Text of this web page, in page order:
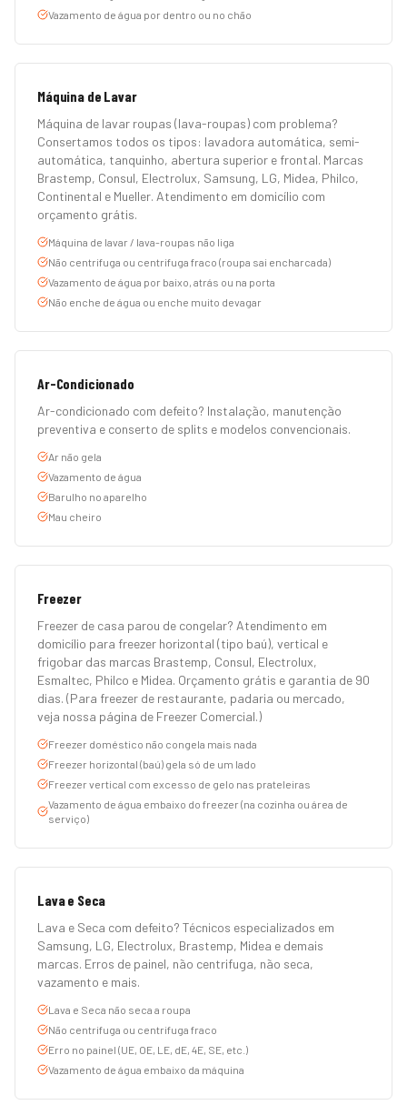
Vazamento de água por dentro ou no chão
Máquina de Lavar
Máquina de lavar roupas (lava-roupas) com problema?
Consertamos todos os tipos: lavadora automática, semi-
automática, tanquinho, abertura superior e frontal. Marcas
Brastemp, Consul, Electrolux, Samsung, LG, Midea, Philco,
Continental e Mueller. Atendimento em domicílio com
orçamento grátis.
Máquina de lavar / lava-roupas não liga
Não centrifuga ou centrifuga fraco (roupa sai encharcada)
Vazamento de água por baixo, atrás ou na porta
Não enche de água ou enche muito devagar
Ar-Condicionado
Ar-condicionado com defeito? Instalação, manutenção
preventiva e conserto de splits e modelos convencionais.
Ar não gela
Vazamento de água
Barulho no aparelho
Mau cheiro
Freezer
Freezer de casa parou de congelar? Atendimento em
domicílio para freezer horizontal (tipo baú), vertical e
frigobar das marcas Brastemp, Consul, Electrolux,
Esmaltec, Philco e Midea. Orçamento grátis e garantia de 90
dias. (Para freezer de restaurante, padaria ou mercado,
veja nossa página de Freezer Comercial.)
Freezer doméstico não congela mais nada
Freezer horizontal (baú) gela só de um lado
Freezer vertical com excesso de gelo nas prateleiras
Vazamento de água embaixo do freezer (na cozinha ou área de
serviço)
Lava e Seca
Lava e Seca com defeito? Técnicos especializados em
Samsung, LG, Electrolux, Brastemp, Midea e demais
marcas. Erros de painel, não centrifuga, não seca,
vazamento e mais.
Lava e Seca não seca a roupa
Não centrifuga ou centrifuga fraco
Erro no painel (UE, OE, LE, dE, 4E, SE, etc.)
Vazamento de água embaixo da máquina